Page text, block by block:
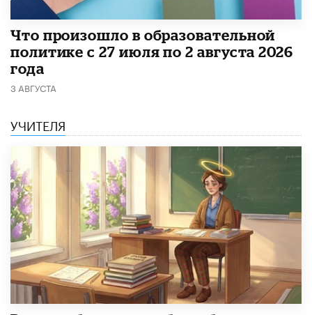
​Что произошло в образовательной
политике с 27 июля по 2 августа 2026
года
3 АВГУСТА
УЧИТЕЛЯ